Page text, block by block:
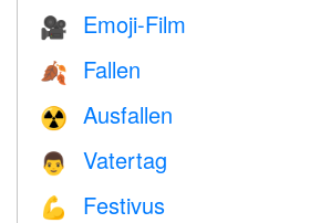
🎥 Emoji-Film
🍂 Fallen
☢️ Ausfallen
👨 Vatertag
💪 Festivus